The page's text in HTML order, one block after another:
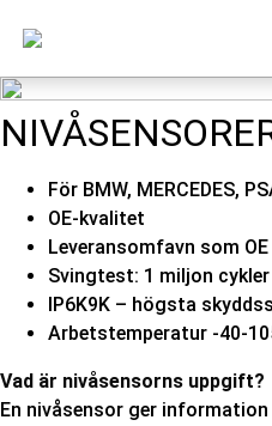
För BMW, MERCEDES,
OE-kvalitet
Leveransomfavn som OE
Svingtest: 1 miljon cykler
IP6K9K – högsta
Arbetstemperatur -40-
Vad är nivåsensorns uppgift?
En nivåsensor ger